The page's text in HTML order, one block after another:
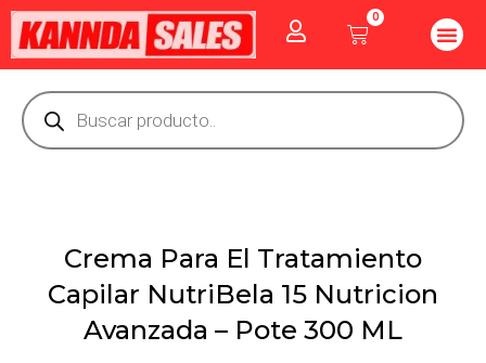
contenido
0
Cart
Búsqueda
de
productos
Crema Para El Tratamiento
Capilar NutriBela 15 Nutricion
Avanzada – Pote 300 ML